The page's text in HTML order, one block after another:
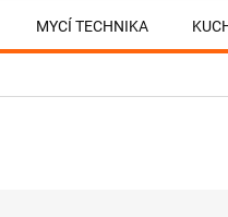
MYCÍ TECHNIKA